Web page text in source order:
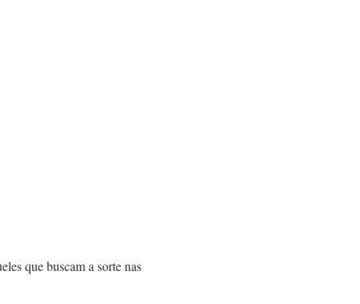
que buscam a sorte nas